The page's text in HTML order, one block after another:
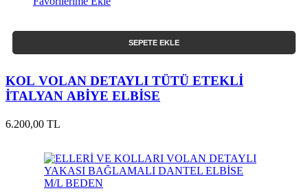
SEPETE EKLE
KOL VOLAN DETAYLI TÜTÜ ETEKLİ
İTALYAN ABİYE ELBİSE
6.200,00 TL